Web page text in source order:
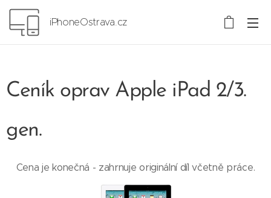
iPhoneOstrava.cz
Ceník oprav Apple iPad 2/3.
gen.
Cena je konečná - zahrnuje originální díl včetně práce.